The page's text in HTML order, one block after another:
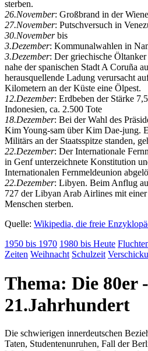
sterben.
26.November: Großbrand in der
27.November: Putschversuch in
30.Novemberbis
3.Dezember: Kommunalwahlen in
3.Dezember: Der griechische Öltanker
nahe der spanischen Stadt A Coruña
herausquellende Ladung verursacht
Kilometern an der Küste eine Ölpest.
12.Dezember: Erdbeben der Stärke
Indonesien, ca. 2.500 Tote
18.Dezember: Bei der Wahl des
Kim Young-sam über Kim Dae-jung.
Militärs an der Staatsspitze standen,
22.Dezember: Der Internationale
in Genf unterzeichnete Konstitution
Internationalen Fernmeldeunion
22.Dezember: Libyen. Beim Anflug
727 der Libyan Arab Airlines mit
Menschen sterben.
Quelle: Wikipedia, die freie
1950 bis 1970 1980 bis Heute
Zeiten Weihnacht Schulzeit
Thema: Die 80er
21.Jahrhundert
Die schwierigen innerdeutschen
Taten, Studentenunruhen, Fall der